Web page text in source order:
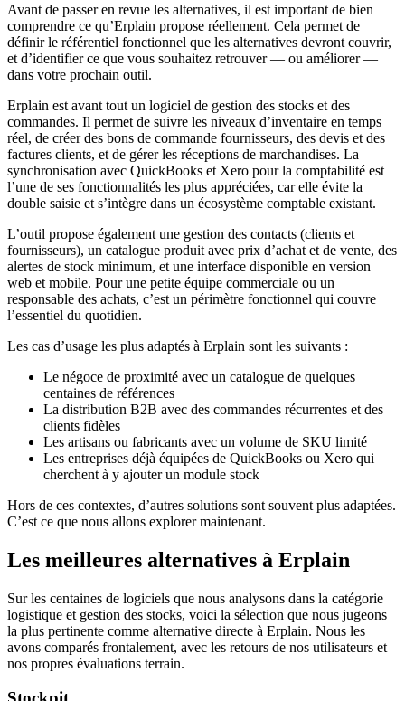
Avant de passer en revue les alternatives, il est important de bien
comprendre ce qu’Erplain propose réellement. Cela permet de
définir le référentiel fonctionnel que les alternatives devront couvrir,
et d’identifier ce que vous souhaitez retrouver — ou améliorer —
dans votre prochain outil.
Erplain est avant tout un logiciel de gestion des stocks et des
commandes. Il permet de suivre les niveaux d’inventaire en temps
réel, de créer des bons de commande fournisseurs, des devis et des
factures clients, et de gérer les réceptions de marchandises. La
synchronisation avec QuickBooks et Xero pour la comptabilité est
l’une de ses fonctionnalités les plus appréciées, car elle évite la
double saisie et s’intègre dans un écosystème comptable existant.
L’outil propose également une gestion des contacts (clients et
fournisseurs), un catalogue produit avec prix d’achat et de vente, des
alertes de stock minimum, et une interface disponible en version
web et mobile. Pour une petite équipe commerciale ou un
responsable des achats, c’est un périmètre fonctionnel qui couvre
l’essentiel du quotidien.
Les cas d’usage les plus adaptés à Erplain sont les suivants :
Le négoce de proximité avec un catalogue de quelques
centaines de références
La distribution B2B avec des commandes récurrentes et des
clients fidèles
Les artisans ou fabricants avec un volume de SKU limité
Les entreprises déjà équipées de QuickBooks ou Xero qui
cherchent à y ajouter un module stock
Hors de ces contextes, d’autres solutions sont souvent plus adaptées.
C’est ce que nous allons explorer maintenant.
Les meilleures alternatives à Erplain
Sur les centaines de logiciels que nous analysons dans la catégorie
logistique et gestion des stocks, voici la sélection que nous jugeons
la plus pertinente comme alternative directe à Erplain. Nous les
avons comparés frontalement, avec les retours de nos utilisateurs et
nos propres évaluations terrain.